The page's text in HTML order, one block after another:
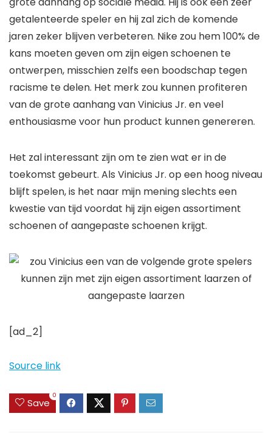
getalenteerde speler en hij zal zich de komende
jaren zeker blijven verbeteren. Nike zou hem 100% de
kans moeten geven om zijn eigen schoenen te
ontwerpen, misschien zelfs een boodschap tegen
racisme te delen. Het merk zou kunnen profiteren
van de grote aanhang van Vinicius Jr. en veel
enthousiasme voor hun product kunnen genereren.
Het zal interessant zijn om te zien wat er in de
toekomst gebeurt. Als Vinicius Jr. op een hoog niveau
blijft spelen, is het naar mijn mening slechts een
kwestie van tijd voordat hij zijn eigen assortiment
schoenen of aangepaste schoenen krijgt.
[ad_2]
Source link
Save
0